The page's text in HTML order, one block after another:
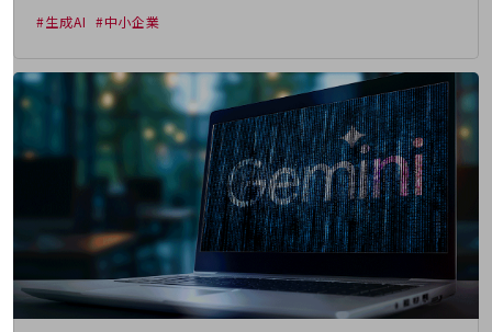
セキュリティ
5G
IoT
データ利活用
運用管理
業務支援・マーケティング
災害対策・BCP
課題・ニーズで探す
#生成AI #中小企業